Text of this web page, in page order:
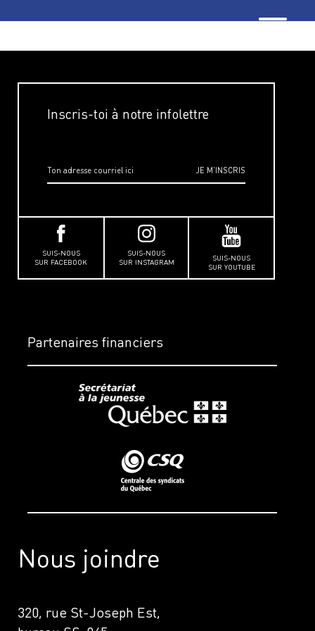
Inscris-toi à notre infolettre
SUIS-NOUS
SUR FACEBOOK
SUIS-NOUS
SUR INSTAGRAM
SUIS-NOUS
SUR YOUTUBE
Nous joindre
320, rue St-Joseph Est,
Partenaires financiers